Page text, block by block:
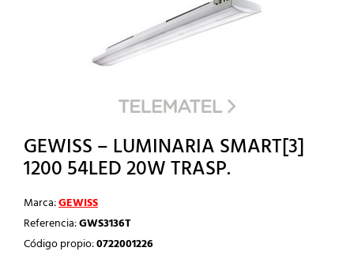
GEWISS – LUMINARIA SMART[3]
1200 54LED 20W TRASP.
Marca:GEWISS
Referencia:GWS3136T
Código propio:0722001226